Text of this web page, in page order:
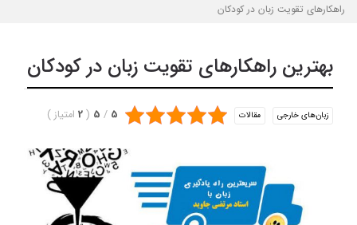
راهکارهای تقویت زبان در کودکان
بهترین راهکارهای تقویت زبان در کودکان
زبان‌های خارجی مقالات 5
/
5
(
2 امتیاز)